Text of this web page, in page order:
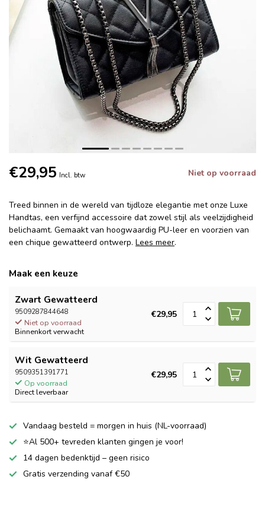
€29,95 Incl. btw Niet op voorraad
Treed binnen in de wereld van tijdloze elegantie met onze Luxe
Handtas, een verfijnd accessoire dat zowel stijl als veelzijdigheid
belichaamt. Gemaakt van hoogwaardig PU-leer en voorzien van
een chique gewatteerd ontwerp. Lees meer.
Maak een keuze
Zwart Gewatteerd
9509287844648
Niet op voorraad
Binnenkort verwacht
€29,95
Wit Gewatteerd
9509351391771
Op voorraad
Direct leverbaar
€29,95
Vandaag besteld = morgen in huis (NL-voorraad)
⭐Al 500+ tevreden klanten gingen je voor!
14 dagen bedenktijd – geen risico
Gratis verzending vanaf €50